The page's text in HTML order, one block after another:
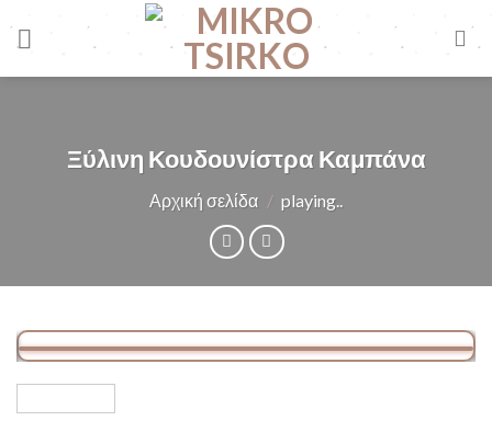
Ξύλινη Κουδουνίστρα Καμπάνα
Αρχική σελίδα / playing..